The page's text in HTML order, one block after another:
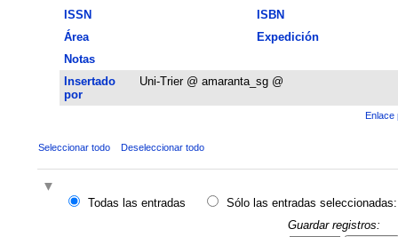
ISSN
ISBN
Área
Expedición
Notas
Insertado
por
Uni-Trier @ amaranta_sg @
Enlace
Seleccionar todo Deseleccionar todo
Todas las entradas
Sólo las entradas seleccionadas:
Guardar registros: